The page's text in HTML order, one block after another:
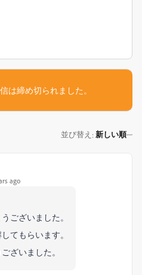
は締め切られました。
並び替え : 新しい順
ago
ございました。
てもらいます。
ざいました。